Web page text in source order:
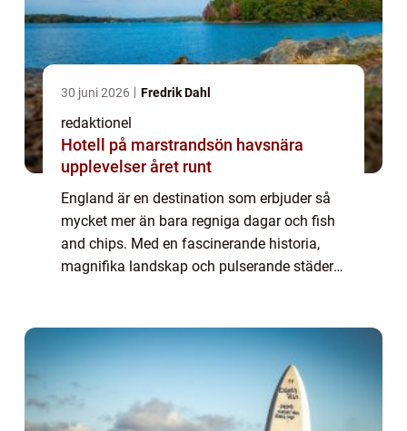
30 juni 2026 Fredrik Dahl
redaktionel
Hotell på marstrandsön havsnära
upplevelser året runt
England är en destination som erbjuder så
mycket mer än bara regniga dagar och fish
and chips. Med en fascinerande historia,
magnifika landskap och pulserande städer